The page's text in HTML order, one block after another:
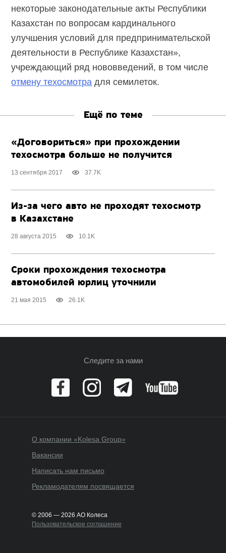
некоторые законодательные акты Республики
Казахстан по вопросам кардинального
улучшения условий для предпринимательской
деятельности в Республике Казахстан»,
учреждающий ряд нововведений, в том числе
отмену техосмотра для семилеток.
Ещё по теме
«Договориться» при прохождении
техосмотра больше не получится
13 сентября 2017 37.7K
Из-за чего авто не проходят техосмотр
в Казахстане
28 августа 2015 10.1K
Сроки прохождения техосмотра
автомобилей юрлиц уточнили
21 мая 2015 26.1K
Следите за нами
О компании «Kolesa Group»
Вакансии
Написать нам письмо
Рекламодателям посвящается
© 2006 — 2026 АО Колеса
Пользовательское соглашение